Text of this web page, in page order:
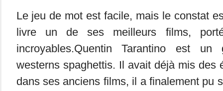
Le jeu de mot est facile, mais le constat
livre un de ses meilleurs films,
incroyables.Quentin Tarantino est
westerns spaghettis. Il avait déjà mis des
dans ses anciens films, il a finalement pu